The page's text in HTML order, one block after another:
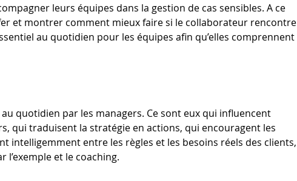
leurs équipes dans la gestion de cas sensibles. A ce
et montrer comment mieux faire si le collaborateur rencontre
au quotidien pour les équipes afin qu’elles comprennent
au quotidien par les managers. Ce sont eux qui influencent
qui traduisent la stratégie en actions, qui encouragent les
intelligemment entre les règles et les besoins réels des clients,
et le coaching.